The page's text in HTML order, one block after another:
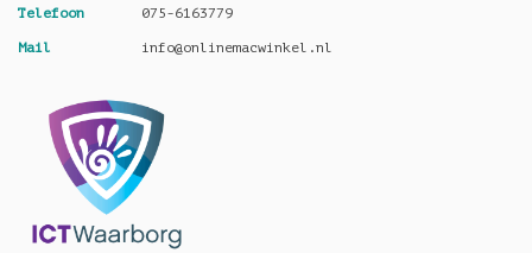
Telefoon 075-6163779
Mail info@onlinemacwinkel.nl